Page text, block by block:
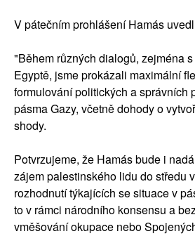
V pátečním prohlášení Hamás
"Během různých dialogů, zejména
Egyptě, jsme prokázali maximální
formulování politických a správních
pásma Gazy, včetně dohody o
shody.
Potvrzujeme, že Hamás bude i
zájem palestinského lidu do středu
rozhodnutí týkajících se situace v
to v rámci národního konsensu a
vměšování okupace nebo